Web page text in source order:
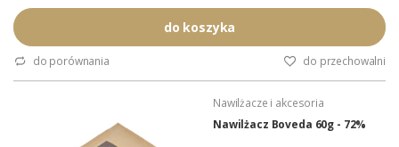
cygar.
Wymiary: 55mm x 35mm x 7,5mm.
Przeznaczenie: nawilżanie tytoniu i
do koszyka
do porównania do przechowalni
Nawilżacze i akcesoria
Nawilżacz Boveda 60g - 72%